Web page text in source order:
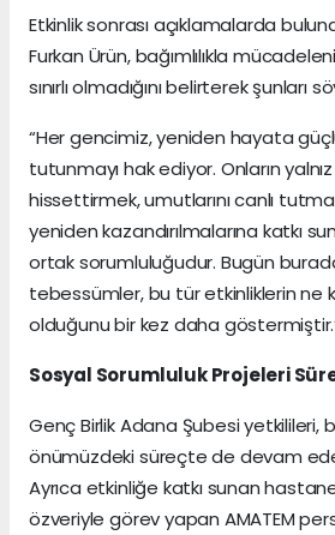
Etkinlik sonrası açıklamalarda
Furkan Ürün, bağımlılıkla
sınırlı olmadığını belirterek şunları
“Her gencimiz, yeniden hayata
tutunmayı hak ediyor. Onların yalnız
hissettirmek, umutlarını canlı
yeniden kazandırılmalarına katkı
ortak sorumluluğudur. Bugün
tebessümler, bu tür etkinliklerin ne
olduğunu bir kez daha
Sosyal Sorumluluk Projeleri
Genç Birlik Adana Şubesi yetkilileri,
önümüzdeki süreçte de devam
Ayrıca etkinliğe katkı sunan
özveriyle görev yapan AMATEM